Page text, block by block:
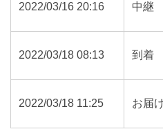
2022/03/16 20:16 中継
2022/03/18 08:13 到着
2022/03/18 11:25 お届